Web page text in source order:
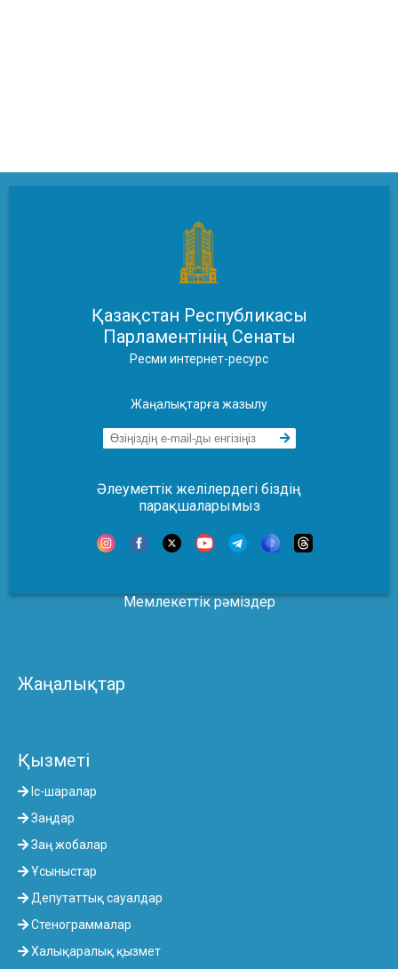
Қазақстан Республикасы
Парламентінің Сенаты
Ресми интернет-ресурс
Жаңалықтарға жазылу
Әлеуметтік желілердегі біздің
парақшаларымыз
Мемлекеттік рәміздер
Жаңалықтар
Қызметі
Іс-шаралар
Заңдар
Заң жобалар
Ұсыныстар
Депутаттық сауалдар
Стенограммалар
Халықаралық қызмет